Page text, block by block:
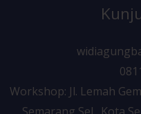
Workshop: Jl. Lemah